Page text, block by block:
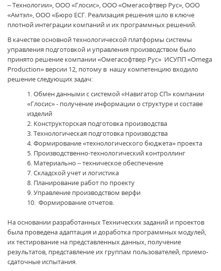
– Технологии», ООО «Глосис», ООО «Омегасофтвер Рус», ООО
«Амтэл», ООО «Бюро ЕСГ. Реализация решения шло в ключе
плотной интеграции компаний и их программных решений.
В качестве основной технологической платформы системы
управления подготовкой и управления производством было
принято решение компании «Омегасофтвер Рус» ИСУПП «Omega
Production» версии 12, потому в нашу компетенцию входило
решение следующих задач:
Обмен данными с системой «Навигатор СП» компании
«Глосис» - получение информации о структуре и составе
изделий
Конструкторская подготовка производства
Технологическая подготовка производства
Формирование «технологического бюджета» проекта
Производственно-технологический контроллинг
Материально – техническое обеспечение
Складской учет и логистика
Планирование работ по проекту
Управление производством верфи
Формирование отчетов.
На основании разработанных Технических заданий и проектов
была проведена адаптация и доработка программных модулей,
их тестирование на представленных данных, получение
результатов, представление их группам пользователей, приемо-
сдаточные испытания.